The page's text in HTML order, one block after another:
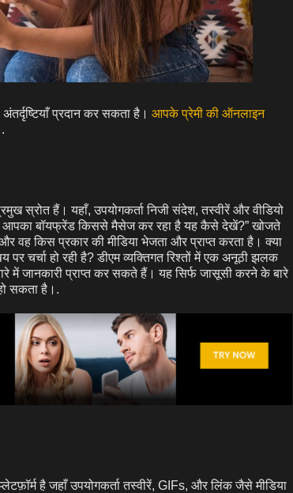
प्रदान कर सकता है। आपके प्रेमी की ऑनलाइन
स्रोत हैं। यहाँ, उपयोगकर्ता निजी संदेश, तस्वीरें और वीडियो
आपका बॉयफ्रेंड किससे मैसेज कर रहा है यह कैसे देखें?” खोजते
वह किस प्रकार की मीडिया भेजता और प्राप्त करता है। क्या
पर चर्चा हो रही है? डीएम व्यक्तिगत रिश्तों में एक अनूठी झलक
में जानकारी प्राप्त कर सकते हैं। यह सिर्फ जासूसी करने के बारे
सकता है।.
है जहाँ उपयोगकर्ता तस्वीरें, GIFs, और लिंक जैसे मीडिया